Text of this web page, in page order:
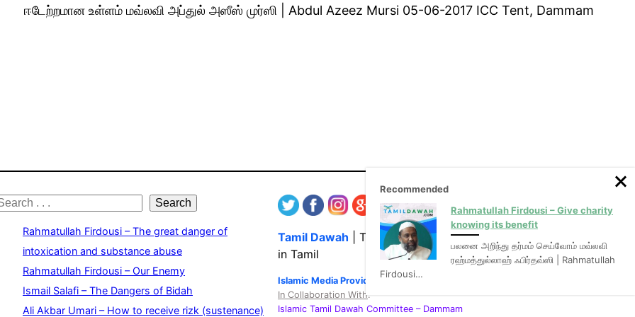
ஈடேற்றமான உள்ளம் மவ்லவி அப்துல் அஸீஸ் முர்ஸி | Abdul Azeez Mursi 05-06-2017 ICC Tent, Dammam
Search
Rahmatullah Firdousi – The great danger of
intoxication and substance abuse
Rahmatullah Firdousi – Our Enemy
Ismail Salafi – The Dangers of Bidah
Ali Akbar Umari – How to receive rizk (sustenance)
Tamil Dawah | The Media Hub for Islamic Lectures
in Tamil
Islamic Media Provider of video & audio mp3 tamil bayans
In Collaboration With:
Islamic Tamil Dawah Committee – Dammam
Recommended
Rahmatullah Firdousi – Give charity
knowing its benefit
பலனை அறிந்து தர்மம் செய்வோம் மவ்லவி
ரஹ்மத்துல்லாஹ் ஃபிர்தவ்ஸி | Rahmatullah
Firdousi…